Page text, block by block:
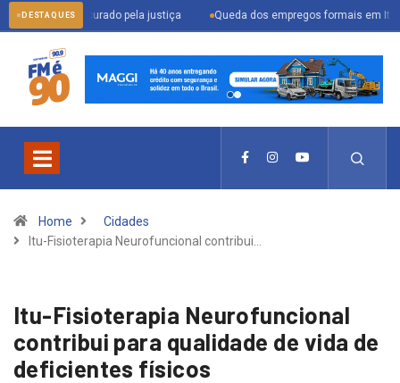
DESTAQUES
procurado pela justiça Queda dos empregos formais em Itu reflete
Home
Cidades
Itu-Fisioterapia Neurofuncional contribui…
Itu-Fisioterapia Neurofuncional
contribui para qualidade de vida de
deficientes físicos